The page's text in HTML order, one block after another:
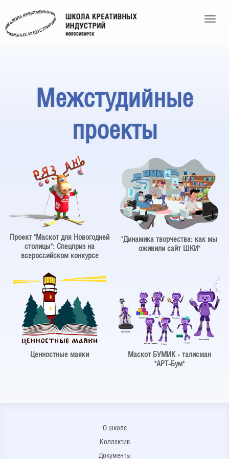
Межстудийные
проекты
Проект "Маскот для Новогодней
столицы": Спецприз на
всероссийском конкурсе
"Динамика творчества: как мы
оживили сайт ШКИ"
Ценностные маяки
Маскот БУМИК - талисман
"АРТ-Бум"
О школе
Коллектив
Документы